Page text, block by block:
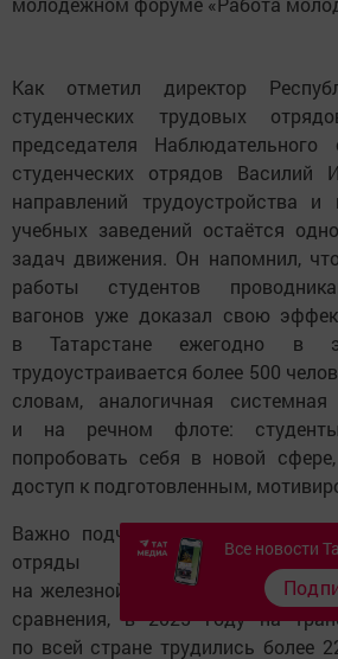
Как отметил директор
студенческих трудовых
председателя Наблюдательного
студенческих отрядов Василий
направлений трудоустройства и
учебных заведений остаётся
задач движения. Он напомнил,
работы студентов
вагонов уже доказал свою
в Татарстане ежегодно в
трудоустраивается более 500
словам, аналогичная
и на речном флоте:
попробовать себя в новой
доступ к подготовленным,
Важно подчеркнуть, что до 2026
отряды преимущественно
на железной дороге и в дорожном
сравнения, в 2025 году на
по всей стране трудились более
Все новости